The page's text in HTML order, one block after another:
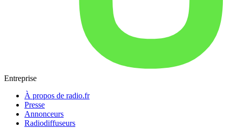
Entreprise
À propos de radio.fr
Presse
Annonceurs
Radiodiffuseurs